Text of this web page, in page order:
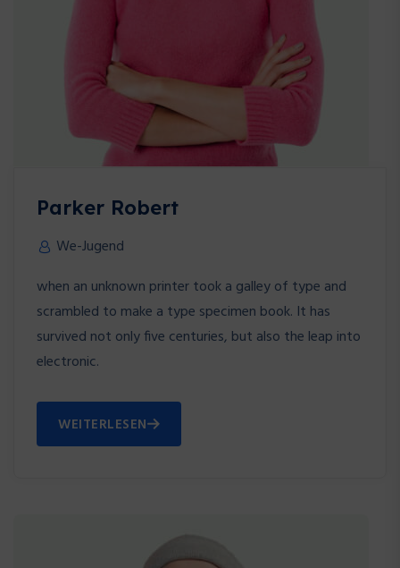
Parker Robert
We-Jugend
when an unknown printer took a galley of type and
scrambled to make a type specimen book. It has
survived not only five centuries, but also the leap into
electronic.
WEITERLESEN